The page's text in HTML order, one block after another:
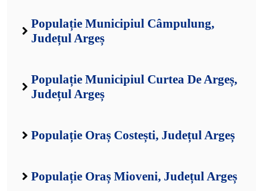
Populație Municipiul Câmpulung,
Județul Argeș
Populație Municipiul Curtea De Argeș,
Județul Argeș
Populație Oraș Costești, Județul Argeș
Populație Oraș Mioveni, Județul Argeș